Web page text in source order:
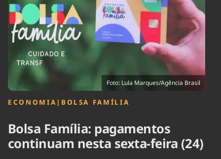
Brasil Mineral
Ciência &
Tecnologia
Cinema
Economia
Educação
Infraestrutura
Internacional
Política
Saúde
Tempo
Foto: Lula Marques/Agência Brasil
ECONOMIA | BOLSA FAMÍLIA
Bolsa Família: pagamentos
continuam nesta sexta-feira (24)